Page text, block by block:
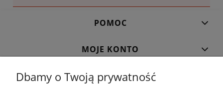
POMOC
MOJE KONTO
PŁATNOŚCI I DOSTAWA
Dbamy o Twoją prywatność